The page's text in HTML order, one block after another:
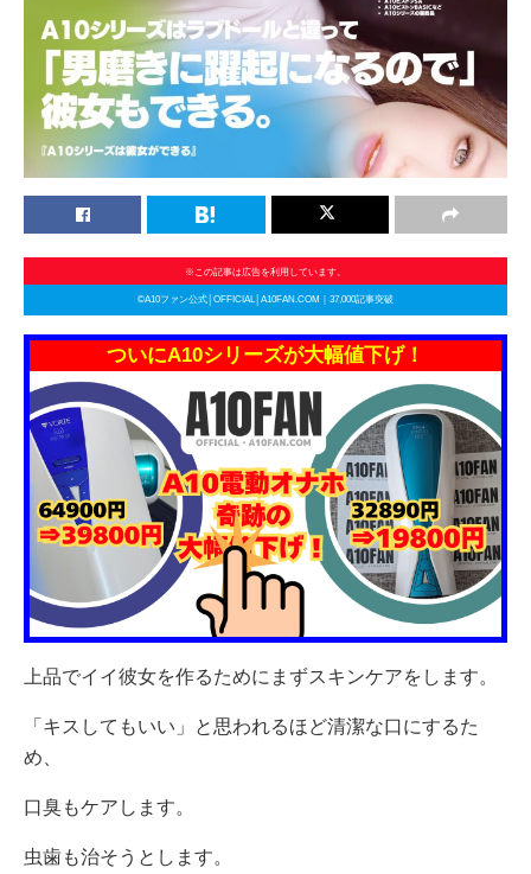
※この記事は広告を利用しています。
©A10ファン公式│OFFICIAL│A10FAN.COM｜37,000記事突破
ついにA10シリーズが大幅値下げ！
上品でイイ彼女を作るためにまずスキンケアをします。
「キスしてもいい」と思われるほど清潔な口にするた
め、
口臭もケアします。
虫歯も治そうとします。